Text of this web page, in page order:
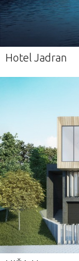
Hotel Jadran